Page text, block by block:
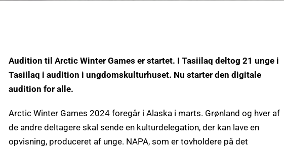
Audition til Arctic Winter Games er startet. I Tasiilaq deltog 21 unge i
Tasiilaq i audition i ungdomskulturhuset. Nu starter den digitale
audition for alle.
Arctic Winter Games 2024 foregår i Alaska i marts. Grønland og hver af
de andre deltagere skal sende en kulturdelegation, der kan lave en
opvisning, produceret af unge. NAPA, som er tovholdere på det